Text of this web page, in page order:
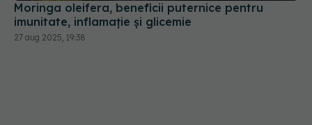
Moringa oleifera, beneficii puternice pentru
imunitate, inflamație și glicemie
27 aug 2025, 19:38